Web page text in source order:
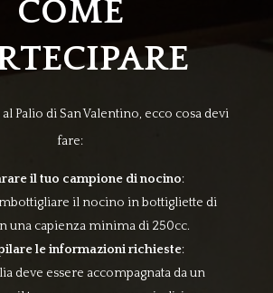
COME
Palio di San Valentino, ecco cosa devi
fare:
il tuo campione di nocino:
il nocino in bottigliette di
una capienza minima di 250cc.
le informazioni richieste:
deve essere accompagnata da un